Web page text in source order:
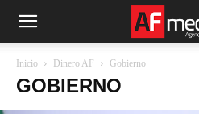
Inicio Dinero AF Gobierno
GOBIERNO